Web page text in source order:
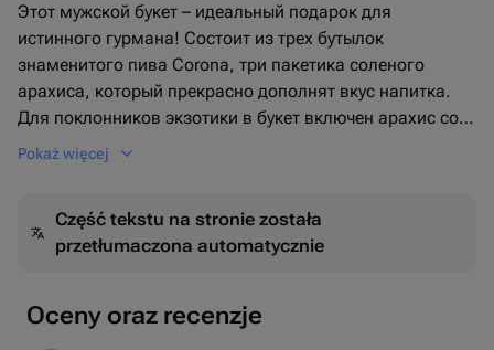
Этот мужской букет – идеальный подарок для
истинного гурмана! Состоит из трех бутылок
знаменитого пива Corona, три пакетика соленого
арахиса, который прекрасно дополнят вкус напитка.
Для поклонников экзотики в букет включен арахис со
вкусом васаби, а любителям классики обязательно
шашлыка и тройной запас любимых всеми чипсов.
Этот букет станет отличным подарком на любой
любимого человека.
Pokaż więcej
Część tekstu na stronie została
przetłumaczona automatycznie
Oceny oraz recenzje